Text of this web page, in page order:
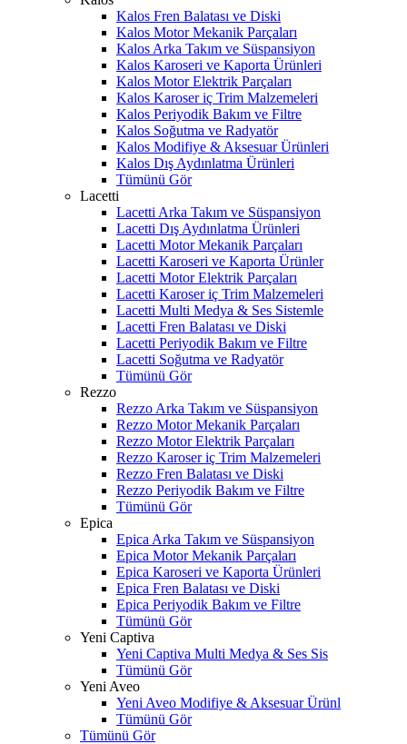
Kalos Fren Balatası ve Diski
Kalos Motor Mekanik Parçaları
Kalos Arka Takım ve Süspansiyon
Kalos Karoseri ve Kaporta Ürünleri
Kalos Motor Elektrik Parçaları
Kalos Karoser iç Trim Malzemeleri
Kalos Periyodik Bakım ve Filtre
Kalos Soğutma ve Radyatör
Kalos Modifiye & Aksesuar Ürünleri
Kalos Dış Aydınlatma Ürünleri
Tümünü Gör
Lacetti
Lacetti Arka Takım ve Süspansiyon
Lacetti Dış Aydınlatma Ürünleri
Lacetti Motor Mekanik Parçaları
Lacetti Karoseri ve Kaporta Ürünler
Lacetti Motor Elektrik Parçaları
Lacetti Karoser iç Trim Malzemeleri
Lacetti Multi Medya & Ses Sistemle
Lacetti Fren Balatası ve Diski
Lacetti Periyodik Bakım ve Filtre
Lacetti Soğutma ve Radyatör
Tümünü Gör
Rezzo
Rezzo Arka Takım ve Süspansiyon
Rezzo Motor Mekanik Parçaları
Rezzo Motor Elektrik Parçaları
Rezzo Karoser iç Trim Malzemeleri
Rezzo Fren Balatası ve Diski
Rezzo Periyodik Bakım ve Filtre
Tümünü Gör
Epica
Epica Arka Takım ve Süspansiyon
Epica Motor Mekanik Parçaları
Epica Karoseri ve Kaporta Ürünleri
Epica Fren Balatası ve Diski
Epica Periyodik Bakım ve Filtre
Tümünü Gör
Yeni Captiva
Yeni Captiva Multi Medya & Ses Sis
Tümünü Gör
Yeni Aveo
Yeni Aveo Modifiye & Aksesuar Ürünl
Tümünü Gör
Tümünü Gör